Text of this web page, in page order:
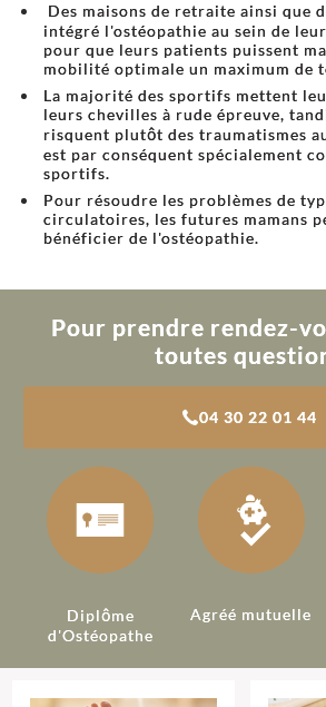
Des maisons de retraite ainsi que
intégré l'ostéopathie au sein de
pour que leurs patients puissent
mobilité optimale un maximum de
La majorité des sportifs mettent
leurs chevilles à rude épreuve,
risquent plutôt des traumatismes
est par conséquent spécialement
sportifs.
Pour résoudre les problèmes de
circulatoires, les futures mamans
bénéficier de l'ostéopathie.
Pour prendre rendez-
toutes
04 30 22 01 44
Diplôme
d'Ostéopathe
Agréé mutuelle